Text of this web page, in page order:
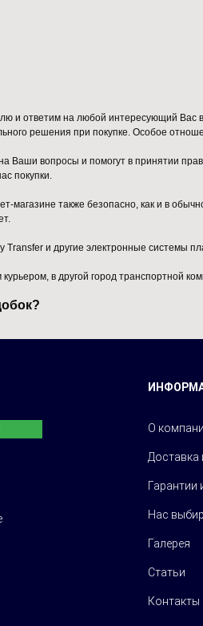
и ответим на любой интересующий Вас
решения при покупке. Особое
Ваши вопросы и помогут в принятии
покупки.
магазине также безопасно, как и в
и другие электронные системы
в другой город транспортной
О
Доставка
Гарантии
Нас
Галерея
Статьи
Контакты